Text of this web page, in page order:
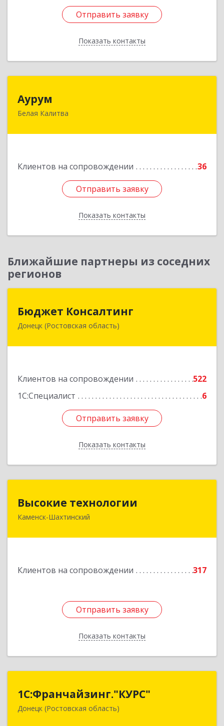
Отправить заявку
Показать контакты
Отправить заявку
Назад
Аурум
Белая Калитва
Клиентов на сопровождении 36
Отправить заявку
Показать контакты
347044, Ростовская обл, Белокалитвинский р-н,
Отправить заявку
Назад
Ближайшие партнеры из соседних
регионов
Бюджет Консалтинг
Донецк (Ростовская область)
Клиентов на сопровождении
522
1С:Специалист
6
Отправить заявку
Показать контакты
346338, Ростовская обл, г.о. Город Донецк,
Отправить заявку
Назад
Высокие технологии
Каменск-Шахтинский
Клиентов на сопровождении 317
Отправить заявку
Показать контакты
347810, Ростовская обл, Каменск-Шахтинский г,
Подробнее
Отправить заявку
Назад
1С:Франчайзинг."КУРС"
Донецк (Ростовская область)
1С:Франчайзинг."КУРС"
346330, Ростовская обл, Донецк г, Благодатный